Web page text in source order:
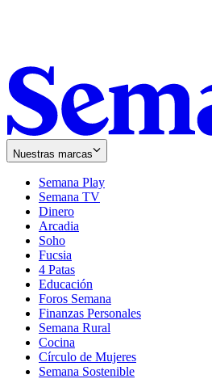
Nuestras marcas
Semana Play
Semana TV
Dinero
Arcadia
Soho
in
new
window
Fucsia
in
new
window
4 Patas
Educación
Foros Semana
Finanzas Personales
Semana Rural
Cocina
Círculo de Mujeres
Semana Sostenible